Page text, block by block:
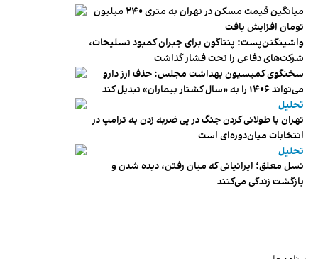
میانگین قیمت مسکن در تهران به متری ۲۴۰ میلیون
تومان افزایش یافت
واشینگتن‌پست: پنتاگون برای جبران کمبود تسلیحات،
شرکت‌های دفاعی را تحت فشار گذاشت
سخنگوی کمیسیون بهداشت مجلس: حذف ارز دارو
می‌تواند ۱۴۰۶ را به «سال کشتار بیماران» تبدیل کند
تحلیل
تهران با طولانی کردن جنگ در پی ضربه زدن به ترامپ در
انتخابات میان‌دوره‌ای است
تحلیل
نسل معلق؛ ایرانیانی که میان رفتن، دیده شدن و
بازگشت زندگی می‌کنند